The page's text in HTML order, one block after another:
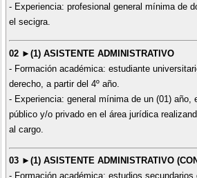
- Experiencia: profesional general mínima de
el secigra.
02 ►(1) ASISTENTE ADMINISTRATIVO
- Formación académica: estudiante
derecho, a partir del 4º año.
- Experiencia: general mínima de un (01) año,
público y/o privado en el área jurídica
al cargo.
03 ►(1) ASISTENTE ADMINISTRATIVO
- Formación académica: estudios